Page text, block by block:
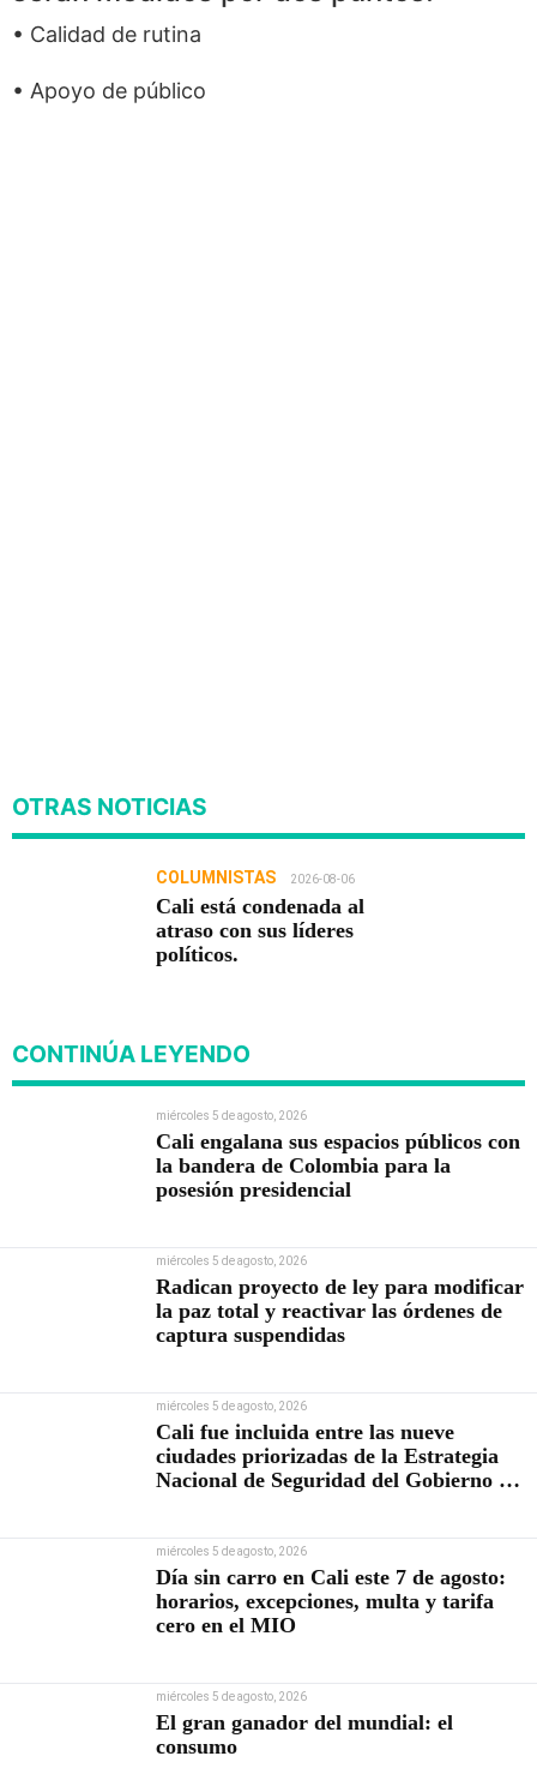
• Calidad de rutina
• Apoyo de público
OTRAS NOTICIAS
COLUMNISTAS 2026-08-06
Cali está condenada al
atraso con sus líderes
políticos.
CONTINÚA LEYENDO
miércoles 5 de agosto, 2026
Cali engalana sus espacios públicos con
la bandera de Colombia para la
posesión presidencial
miércoles 5 de agosto, 2026
Radican proyecto de ley para modificar
la paz total y reactivar las órdenes de
captura suspendidas
miércoles 5 de agosto, 2026
Cali fue incluida entre las nueve
ciudades priorizadas de la Estrategia
Nacional de Seguridad del Gobierno de
miércoles 5 de agosto, 2026
Día sin carro en Cali este 7 de agosto:
horarios, excepciones, multa y tarifa
cero en el MIO
miércoles 5 de agosto, 2026
El gran ganador del mundial: el
consumo